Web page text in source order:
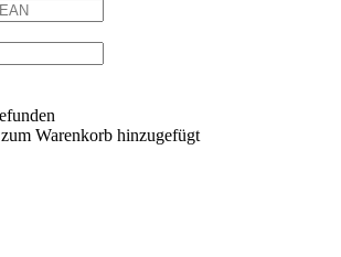
Warenkorb hinzugefügt